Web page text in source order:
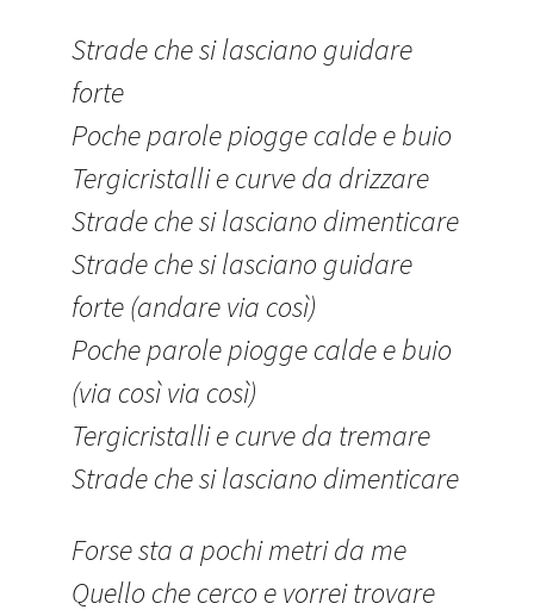
Strade che si lasciano guidare
forte
Poche parole piogge calde e buio
Tergicristalli e curve da drizzare
Strade che si lasciano dimenticare
Strade che si lasciano guidare
forte (andare via così)
Poche parole piogge calde e buio
(via così via così)
Tergicristalli e curve da tremare
Strade che si lasciano dimenticare
Forse sta a pochi metri da me
Quello che cerco e vorrei trovare